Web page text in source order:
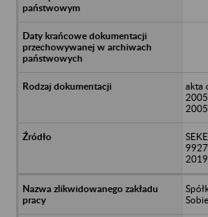
akta
2005